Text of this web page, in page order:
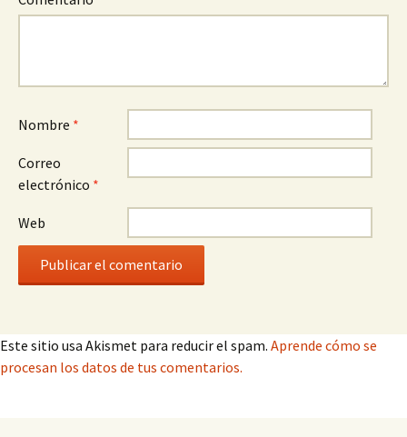
Nombre *
Correo
electrónico *
Web
Este sitio usa Akismet para reducir el spam. Aprende cómo se
procesan los datos de tus comentarios.